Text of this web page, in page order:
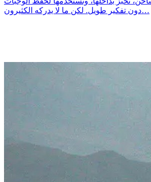
دون تفكير طويل. لكن ما لا يدركه الكثيرون…